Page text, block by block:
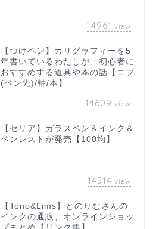
14961 view
【つけペン】カリグラフィーを5
年書いているわたしが、初心者に
おすすめする道具や本の話【ニブ
(ペン先)/軸/本】
14609 view
【セリア】ガラスペン＆インク＆
ペンレストが発売【100均】
14514 view
【Tono&Lims】とのりむさんの
インクの通販、オンラインショッ